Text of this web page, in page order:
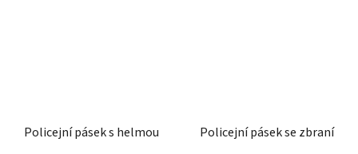
Policejní pásek s helmou Policejní pásek se zbraní